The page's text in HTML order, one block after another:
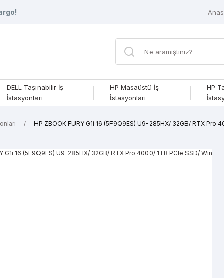
DELL Taşınabilir İş
İstasyonları
HP Masaüstü İş
İstasyonları
HP
HP ZBOOK FURY G1i 16 (5F9Q9ES) U9-285HX/ 32GB/ RTX Pro